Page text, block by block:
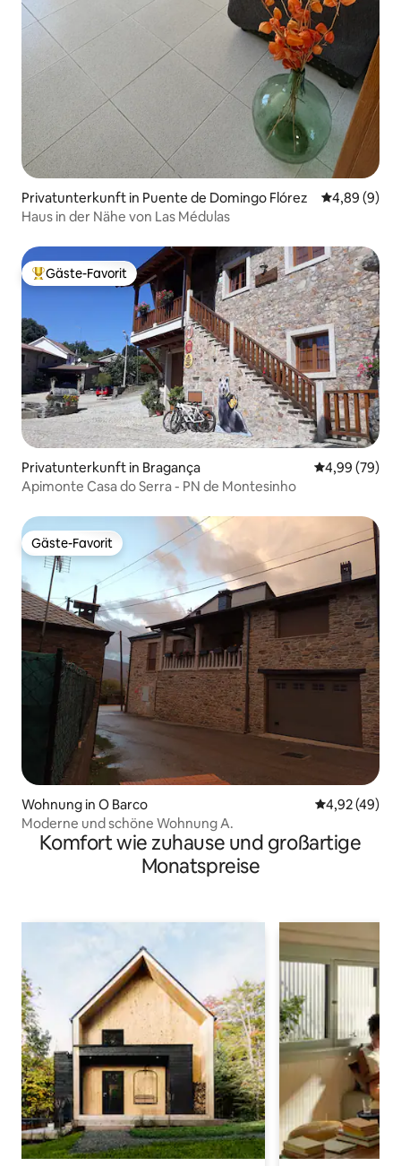
Privatunterkunft in Puente de Domingo Flórez
4,89 (9)
Haus in der Nähe von Las Médulas
Beliebter Gäste-Favorit.
Gäste-Favorit
Privatunterkunft in Bragança
4,99 (79)
Apimonte Casa do Serra - PN de Montesinho
Gäste-Favorit
Gäste-Favorit
Wohnung in O Barco
4,92 (49)
Moderne und schöne Wohnung A.
Komfort wie zuhause und großartige
Monatspreise